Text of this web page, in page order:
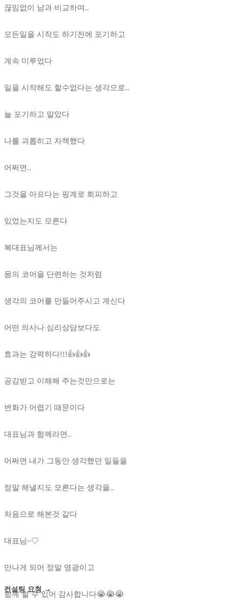
컨설팅 요청 →
컨설팅 요청 →
컨설팅 요청 →
컨설팅 요청 →
컨설팅 요청 →
컨설팅 요청 →
컨설팅 요청 →
컨설팅 요청 →
컨설팅 요청 →
컨설팅 요청 →
컨설팅 요청 →
컨설팅 요청 →
끊임없이 남과 비교하며..
모든일을 시작도 하기전에 포기하고
계속 미루었다
일을 시작해도 할수없다는 생각으로..
늘 포기하고 말았다
나를 괴롭히고 자책했다
어쩌면..
그것을 아프다는 핑계로 회피하고
있었는지도 모른다
복대표님께서는
몸의 코어을 단련하는 것처럼
생각의 코어를 만들어주시고 계신다
어떤 의사나 심리상담보다도
효과는 강력하다!!!👍👍👍
공감받고 이해해 주는것만으로는
변화가 어렵기 때문이다
대표님과 함께라면..
어쩌면 내가 그동안 생각했던 일들을
정말 해낼지도 모른다는 생각을..
처음으로 해본것 같다
대표님~♡
만나게 되어 정말 영광이고
함께 할 수 있어 감사합니다😭😭😭